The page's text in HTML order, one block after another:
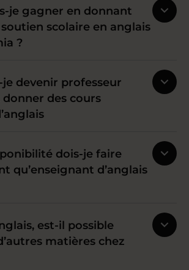
je gagner en donnant
scolaire en anglais
?
devenir professeur
des cours
dois-je faire
qu’enseignant d’anglais
est-il possible
matières chez